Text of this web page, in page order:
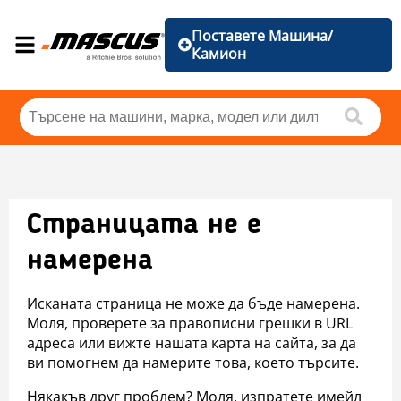
Поставете Машина/
Камион
Страницата не е
намерена
Исканата страница не може да бъде намерена.
Моля, проверете за правописни грешки в URL
адреса или вижте нашата карта на сайта, за да
ви помогнем да намерите това, което търсите.
Някакъв друг проблем? Моля, изпратете имейл